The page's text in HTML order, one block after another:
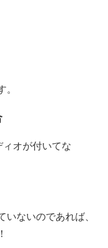
オが付いてな
ないのであれば、